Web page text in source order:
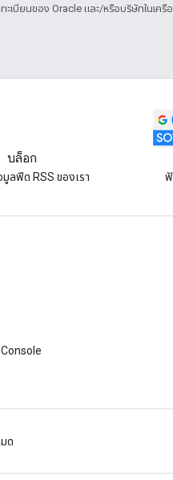
ะเบียนของ Oracle และ/หรือบริษัทในเครือ
บล็อก
ลฟีด RSS ของเรา
ด